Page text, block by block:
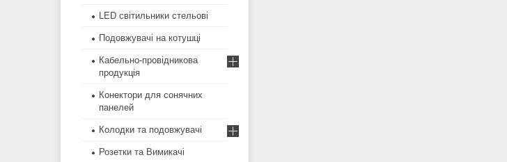
LED світильники стельові
Подовжувачі на котушці
Кабельно-провідникова
продукція
Конектори для сонячних
панелей
Колодки та подовжувачі
Розетки та Вимикачі